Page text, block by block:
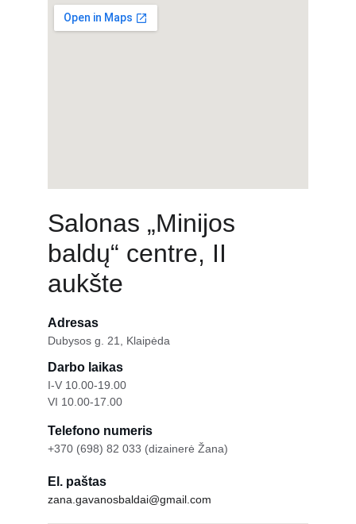
Salonas „Minijos
baldų“ centre, II
aukšte
Adresas
Dubysos g. 21, Klaipėda
Darbo laikas
I-V 10.00-19.00
VI 10.00-17.00
Telefono numeris
+370 (698) 82 033 (dizainerė Žana)
El. paštas
zana.gavanosbaldai@gmail.com